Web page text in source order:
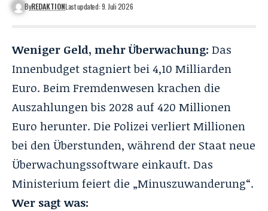
ByREDAKTIONLast updated: 9. Juli 2026
Weniger Geld, mehr Überwachung: Das
Innenbudget stagniert bei 4,10 Milliarden
Euro. Beim Fremdenwesen krachen die
Auszahlungen bis 2028 auf 420 Millionen
Euro herunter. Die Polizei verliert Millionen
bei den Überstunden, während der Staat neue
Überwachungssoftware einkauft. Das
Ministerium feiert die „Minuszuwanderung“.
Wer sagt was: